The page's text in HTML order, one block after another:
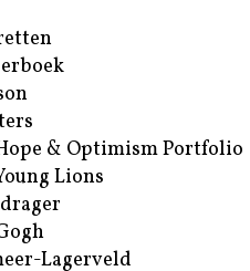
& Optimism Portfolio
Lions
Lagerveld